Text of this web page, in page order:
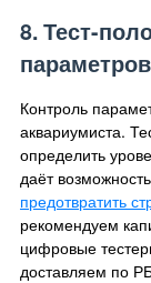
8. Тест-
Контроль
аквариумиста.
определить
даёт
предотвратить
рекомендуем
цифровые
доставляем по